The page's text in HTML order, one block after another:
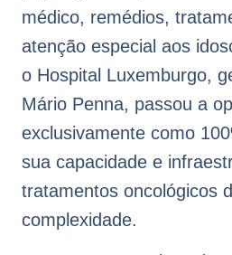
médico, remédios,
atenção especial aos
o Hospital Luxemburgo,
Mário Penna, passou a
exclusivamente como
sua capacidade e
tratamentos oncológicos
complexidade.